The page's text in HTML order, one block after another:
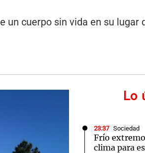
cuerpo sin vida en su lugar
Lo
23:37 Sociedad
Frío
clima para